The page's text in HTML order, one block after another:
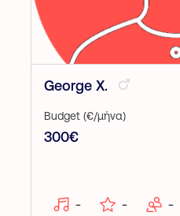
George X.
Budget (€/μήνα)
300€
- - -